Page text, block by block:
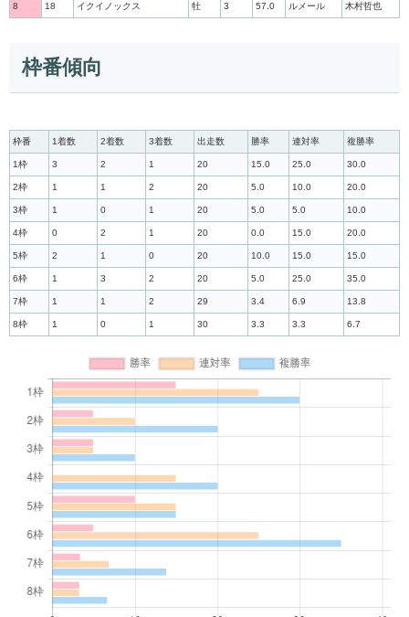
8 18 イクイノックス 牡 3 57.0 ルメール 木村哲也
枠番傾向
枠番 1着数 2着数 3着数 出走数 勝率 連対率 複勝率
1枠 3 2 1 20 15.0 25.0 30.0
2枠 1 1 2 20 5.0 10.0 20.0
3枠 1 0 1 20 5.0 5.0 10.0
4枠 0 2 1 20 0.0 15.0 20.0
5枠 2 1 0 20 10.0 15.0 15.0
6枠 1 3 2 20 5.0 25.0 35.0
7枠 1 1 2 29 3.4 6.9 13.8
8枠 1 0 1 30 3.3 3.3 6.7